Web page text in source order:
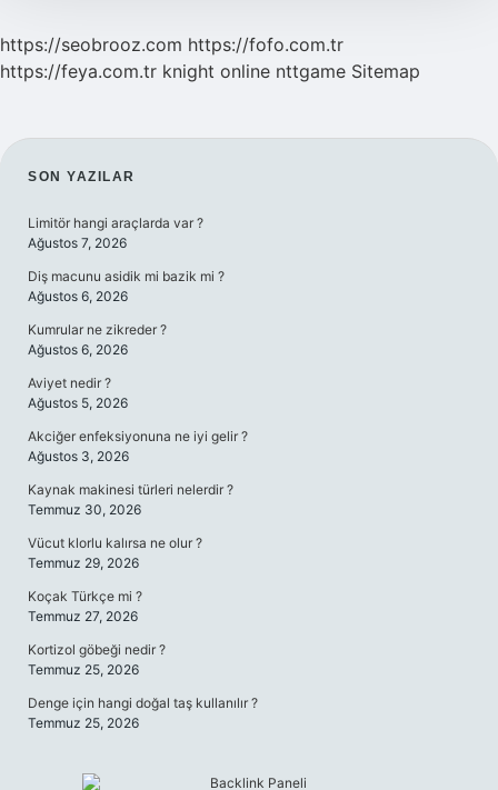
https://seobrooz.com https://fofo.com.tr
https://feya.com.tr knight online nttgame Sitemap
SIDEBAR
SON YAZILAR
Limitör hangi araçlarda var ?
Ağustos 7, 2026
Diş macunu asidik mi bazik mi ?
Ağustos 6, 2026
Kumrular ne zikreder ?
Ağustos 6, 2026
Aviyet nedir ?
Ağustos 5, 2026
Akciğer enfeksiyonuna ne iyi gelir ?
Ağustos 3, 2026
Kaynak makinesi türleri nelerdir ?
Temmuz 30, 2026
Vücut klorlu kalırsa ne olur ?
Temmuz 29, 2026
Koçak Türkçe mi ?
Temmuz 27, 2026
Kortizol göbeği nedir ?
Temmuz 25, 2026
Denge için hangi doğal taş kullanılır ?
Temmuz 25, 2026